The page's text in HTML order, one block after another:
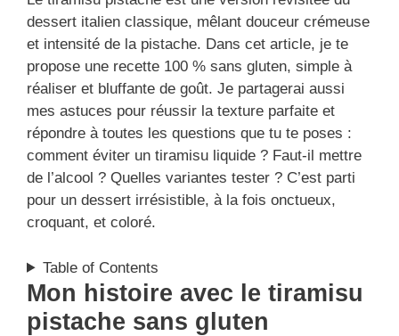
dessert italien classique, mêlant douceur crémeuse
et intensité de la pistache. Dans cet article, je te
propose une recette 100 % sans gluten, simple à
réaliser et bluffante de goût. Je partagerai aussi
mes astuces pour réussir la texture parfaite et
répondre à toutes les questions que tu te poses :
comment éviter un tiramisu liquide ? Faut-il mettre
de l’alcool ? Quelles variantes tester ? C’est parti
pour un dessert irrésistible, à la fois onctueux,
croquant, et coloré.
Table of Contents
Mon histoire avec le tiramisu
pistache sans gluten